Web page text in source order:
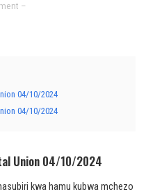
–
04/10/2024
04/10/2024
Union 04/10/2024
kwa hamu kubwa mchezo